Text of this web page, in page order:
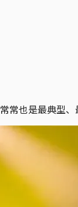
也是最典型、